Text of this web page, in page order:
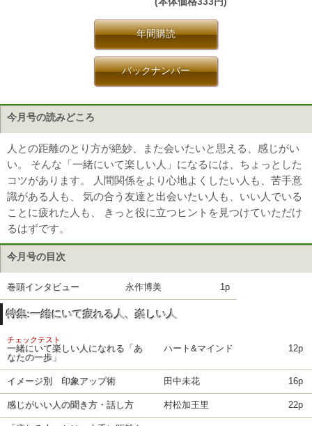
年間購読
バックナンバー
今月号の読みどころ
人との距離のとり方が絶妙、また会いたいと思える、感じがい
い。 そんな「一緒にいて楽しい人」になるには、ちょっとした
コツがあります。 人間関係をより心地よくしたい人も、苦手意
識がある人も、 気の合う友達と出会いたい人も、いい人でいる
ことに疲れた人も、 きっと役に立つヒントを見つけていただけ
るはずです。
今月号の目次
巻頭インタビュー 永作博美 1p
特集:一緒にいて疲れる人、楽しい人
チェックテスト
一緒にいて楽しい人になれる「あ
なたの一歩」
ハート&マインド 12p
イメージ別 印象アップ術 田中未花 16p
感じがいい人の聞き方・話し方 村松加王里 22p